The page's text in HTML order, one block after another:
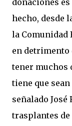
donaciones es
hecho, desde
la Comunidad
en detrimento
tener muchos
tiene que
señalado
trasplantes de